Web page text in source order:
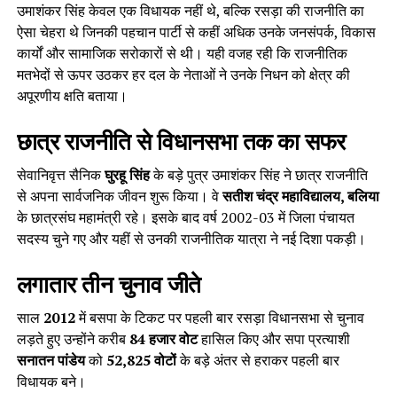
उमाशंकर सिंह केवल एक विधायक नहीं थे, बल्कि रसड़ा की राजनीति का
ऐसा चेहरा थे जिनकी पहचान पार्टी से कहीं अधिक उनके जनसंपर्क, विकास
कार्यों और सामाजिक सरोकारों से थी। यही वजह रही कि राजनीतिक
मतभेदों से ऊपर उठकर हर दल के नेताओं ने उनके निधन को क्षेत्र की
अपूरणीय क्षति बताया।
छात्र राजनीति से विधानसभा तक का सफर
सेवानिवृत्त सैनिकघुरहू सिंहके बड़े पुत्र उमाशंकर सिंह ने छात्र राजनीति
से अपना सार्वजनिक जीवन शुरू किया। वेसतीश चंद्र महाविद्यालय, बलिया
के छात्रसंघ महामंत्री रहे। इसके बाद वर्ष 2002-03 में जिला पंचायत
सदस्य चुने गए और यहीं से उनकी राजनीतिक यात्रा ने नई दिशा पकड़ी।
लगातार तीन चुनाव जीते
साल 2012में बसपा के टिकट पर पहली बार रसड़ा विधानसभा से चुनाव
लड़ते हुए उन्होंने करीब 84 हजार वोटहासिल किए और सपा प्रत्याशी
सनातन पांडेयको 52,825 वोटोंके बड़े अंतर से हराकर पहली बार
विधायक बने।